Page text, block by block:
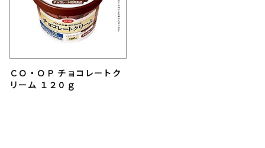
ＣＯ・ＯＰ チョコレートク
リーム １２０ｇ